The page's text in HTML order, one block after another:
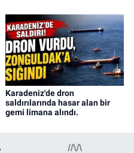
Karadeniz'de dron
saldırılarında hasar alan bir
gemi limana alındı.